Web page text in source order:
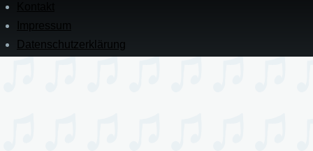
Menü
in
Fußzeile
Impressum
Datenschutz­erklärung